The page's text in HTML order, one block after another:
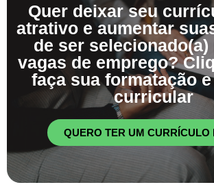
Quer deixar seu
atrativo e aumentar
de ser selecionado(a)
vagas de emprego?
faça sua formatação
curricular
QUERO TER UM CURRÍCULO